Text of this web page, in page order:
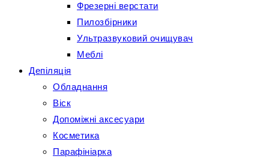
Фрезерні верстати
Пилозбірники
Ультразвуковий очищувач
Меблі
Депіляція
Обладнання
Віск
Допоміжні аксесуари
Косметика
Парафініарка